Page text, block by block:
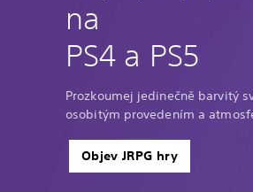
na
PS4 a PS5
Prozkoumej jedinečně barvitý
osobitým provedením a
Objev JRPG hry